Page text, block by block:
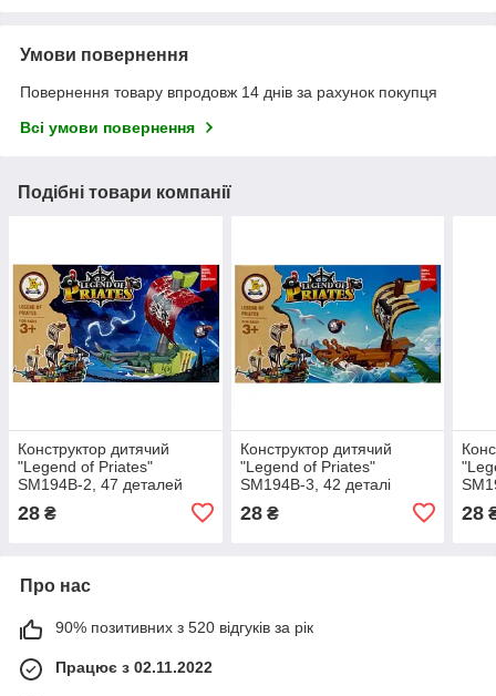
Умови повернення
Повернення товару впродовж 14 днів за рахунок покупця
Всі умови повернення
Подібні товари компанії
Конструктор дитячий
"Legend of Priates"
SM194B-2, 47 деталей
28 ₴
Конструктор дитячий
"Legend of Priates"
SM194B-3, 42 деталі
28₴ 28
Про нас
90% позитивних з 520 відгуків за рік
Працює з 02.11.2022